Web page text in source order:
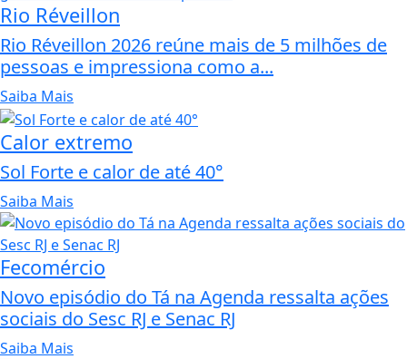
Rio Réveillon
Rio Réveillon 2026 reúne mais de 5 milhões de
pessoas e impressiona como a...
Saiba Mais
Calor extremo
Sol Forte e calor de até 40°
Saiba Mais
Fecomércio
Novo episódio do Tá na Agenda ressalta ações
sociais do Sesc RJ e Senac RJ
Saiba Mais